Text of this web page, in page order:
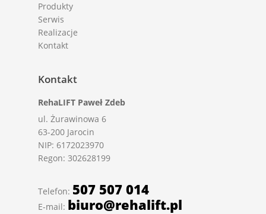
Produkty
Serwis
Realizacje
Kontakt
Kontakt
RehaLIFT Paweł Zdeb
ul. Żurawinowa 6
63-200 Jarocin
NIP: 6172023970
Regon: 302628199
Telefon: 507 507 014
E-mail: biuro@rehalift.pl